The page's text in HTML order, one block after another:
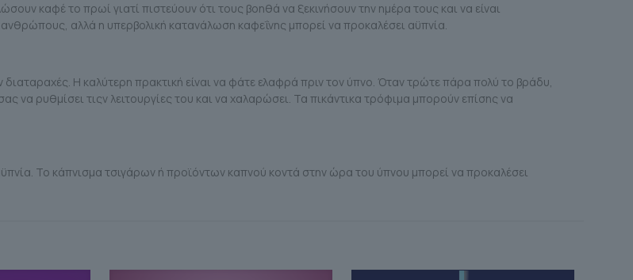
καφέ το πρωί γιατί πιστεύουν ότι τους βοηθά να ξεκινήσουν την ημέρα τους και να είναι
αλλά η υπερβολική κατανάλωση καφεΐνης μπορεί να προκαλέσει αϋπνία.
Η καλύτερη πρακτική είναι να φάτε ελαφρά πριν τον ύπνο. Όταν τρώτε πάρα πολύ το βράδυ,
ρυθμίσει τιςν λειτουργίες του και να χαλαρώσει. Τα πικάντικα τρόφιμα μπορούν επίσης να
Το κάπνισμα τσιγάρων ή προϊόντων καπνού κοντά στην ώρα του ύπνου μπορεί να προκαλέσει